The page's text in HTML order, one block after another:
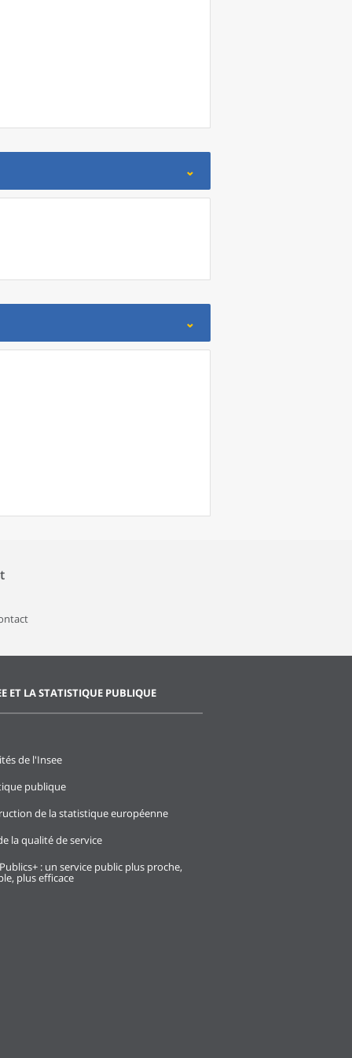
ET LA STATISTIQUE PUBLIQUE
de l'Insee
publique
de la statistique européenne
la qualité de service
: un service public plus proche,
plus efficace